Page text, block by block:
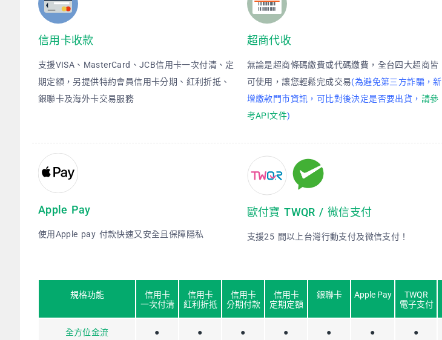
信用卡收款
支援VISA、MasterCard、JCB信用卡一次付清、定
期定額，另提供特約會員信用卡分期、紅利折抵、
銀聯卡及海外卡交易服務
超商代收
無論是超商條碼繳費或代碼繳費，全台四大超商皆
可使用，讓您輕鬆完成交易(為避免第三方詐騙，新
增繳款門市資訊，可比對後決定是否要出貨， 請參
考API文件)
Apple Pay
使用Apple pay 付款快速又安全且保障隱私
歐付寶 TWQR / 微信支付
支援25 間以上台灣行動支付及微信支付！
規格功能
信用卡
一次付清
信用卡
紅利折抵
信用卡
分期付款
信用卡
定期定額
銀聯卡 Apple Pay
TWQR
電子支付
全方位金流
● ● ● ● ● ● ●